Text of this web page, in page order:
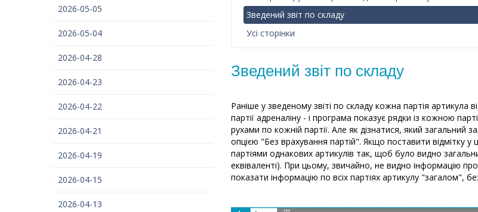
2026-05-05
2026-05-04
2026-04-28
2026-04-23
2026-04-22
2026-04-21
2026-04-19
2026-04-15
2026-04-13
Зведений звіт по складу
Усі сторінки
Зведений звіт по складу
Раніше у зведеному звіті по складу кожна партія артикула
партії адреналіну - і програма показує рядки із кожною
рухами по кожній партії. Але як дізнатися, який загальний
опцією "Без врахування партій". Якщо поставити відмітку
партіями однакових артикулів так, щоб було видно
еквіваленті). При цьому, звичайно, не видно інформацію
показати інформацію по всіх партіях артикулу "загалом",